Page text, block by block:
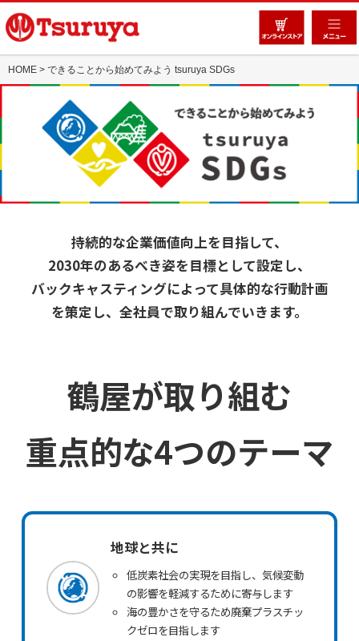
HOME > できることから始めてみよう tsuruya SDGs
持続的な企業価値向上を目指して、
2030年のあるべき姿を目標として設定し、
バックキャスティングによって具体的な行動計画
を策定し、全社員で取り組んでいきます。
鶴屋が取り組む
重点的な4つのテーマ
地球と共に
低炭素社会の実現を目指し、気候変動
の影響を軽減するために寄与します
海の豊かさを守るため廃棄プラスチッ
クゼロを目指します